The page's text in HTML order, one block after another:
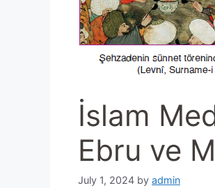
İslam
Ebru ve
July 1, 2024 by admin